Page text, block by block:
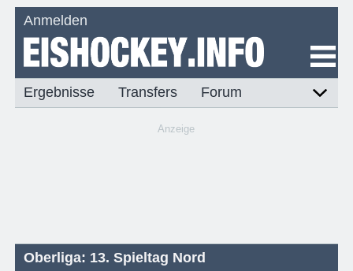
Anmelden
Ergebnisse Transfers Forum
Anzeige
Oberliga: 13. Spieltag Nord